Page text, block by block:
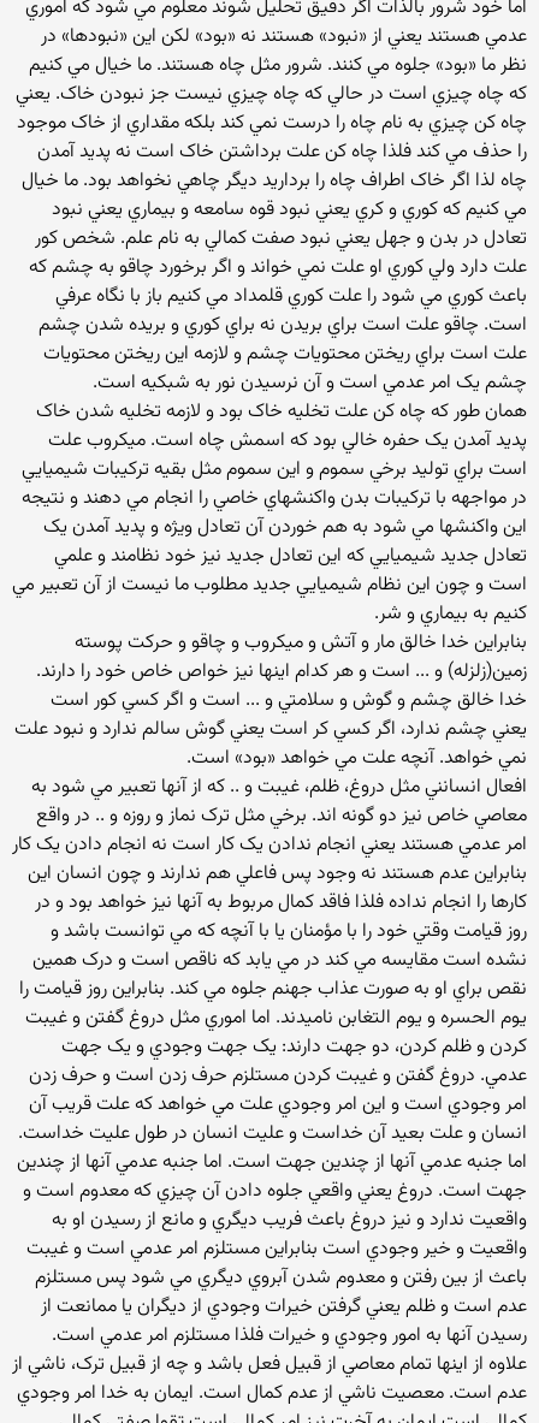
اما خود شرور بالذات اگر دقيق تحليل شوند معلوم مي شود که اموري
عدمي هستند يعني از «نبود» هستند نه «بود» لکن اين «نبودها» در
نظر ما «بود» جلوه مي کنند. شرور مثل چاه هستند. ما خيال مي کنيم
که چاه چيزي است در حالي که چاه چيزي نيست جز نبودن خاک. يعني
چاه کن چيزي به نام چاه را درست نمي کند بلکه مقداري از خاک موجود
را حذف مي کند فلذا چاه کن علت برداشتن خاک است نه پديد آمدن
چاه لذا اگر خاک اطراف چاه را برداريد ديگر چاهي نخواهد بود. ما خيال
مي کنيم که کوري و کري يعني نبود قوه سامعه و بيماري يعني نبود
تعادل در بدن و جهل يعني نبود صفت کمالي به نام علم. شخص کور
علت دارد ولي کوري او علت نمي خواند و اگر برخورد چاقو به چشم که
باعث کوري مي شود را علت کوري قلمداد مي کنيم باز با نگاه عرفي
است. چاقو علت است براي بريدن نه براي کوري و بريده شدن چشم
علت است براي ريختن محتويات چشم و لازمه اين ريختن محتويات
چشم يک امر عدمي است و آن نرسيدن نور به شبکيه است.
همان طور که چاه کن علت تخليه خاک بود و لازمه تخليه شدن خاک
پديد آمدن يک حفره خالي بود که اسمش چاه است. ميکروب علت
است براي توليد برخي سموم و اين سموم مثل بقيه ترکيبات شيميايي
در مواجهه با ترکيبات بدن واکنشهاي خاصي را انجام مي دهند و نتيجه
اين واکنشها مي شود به هم خوردن آن تعادل ويژه و پديد آمدن يک
تعادل جديد شيميايي که اين تعادل جديد نيز خود نظامند و علمي
است و چون اين نظام شيميايي جديد مطلوب ما نيست از آن تعبير مي
کنيم به بيماري و شر.
بنابراين خدا خالق مار و آتش و ميکروب و چاقو و حرکت پوسته
زمين(زلزله) و ... است و هر کدام اينها نيز خواص خاص خود را دارند.
خدا خالق چشم و گوش و سلامتي و ... است و اگر کسي کور است
يعني چشم ندارد، اگر کسي کر است يعني گوش سالم ندارد و نبود علت
نمي خواهد. آنچه علت مي خواهد «بود» است.
افعال انسانني مثل دروغ، ظلم، غيبت و .. که از آنها تعبير مي شود به
معاصي خاص نيز دو گونه اند. برخي مثل ترک نماز و روزه و .. در واقع
امر عدمي هستند يعني انجام ندادن يک کار است نه انجام دادن يک کار
بنابراين عدم هستند نه وجود پس فاعلي هم ندارند و چون انسان اين
کارها را انجام نداده فلذا فاقد کمال مربوط به آنها نيز خواهد بود و در
روز قيامت وقتي خود را با مؤمنان يا با آنچه که مي توانست باشد و
نشده است مقايسه مي کند در مي يابد که ناقص است و درک همين
نقص براي او به صورت عذاب جهنم جلوه مي کند. بنابراين روز قيامت را
يوم الحسره و يوم التغابن ناميدند. اما اموري مثل دروغ گفتن و غيبت
کردن و ظلم کردن، دو جهت دارند: يک جهت وجودي و يک جهت
عدمي. دروغ گفتن و غيبت کردن مستلزم حرف زدن است و حرف زدن
امر وجودي است و اين امر وجودي علت مي خواهد که علت قريب آن
انسان و علت بعيد آن خداست و عليت انسان در طول عليت خداست.
اما جنبه عدمي آنها از چندين جهت است. اما جنبه عدمي آنها از چندين
جهت است. دروغ يعني واقعي جلوه دادن آن چيزي که معدوم است و
واقعيت ندارد و نيز دروغ باعث فريب ديگري و مانع از رسيدن او به
واقعيت و خير وجودي است بنابراين مستلزم امر عدمي است و غيبت
باعث از بين رفتن و معدوم شدن آبروي ديگري مي شود پس مستلزم
عدم است و ظلم يعني گرفتن خيرات وجودي از ديگران يا ممانعت از
رسيدن آنها به امور وجودي و خيرات فلذا مستلزم امر عدمي است.
علاوه از اينها تمام معاصي از قبيل فعل باشد و چه از قبيل ترک، ناشي از
عدم است. معصيت ناشي از عدم کمال است. ايمان به خدا امر وجودي